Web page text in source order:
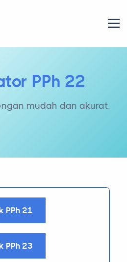
PPh 22
mudah dan akurat.
PPh 21
PPh 23